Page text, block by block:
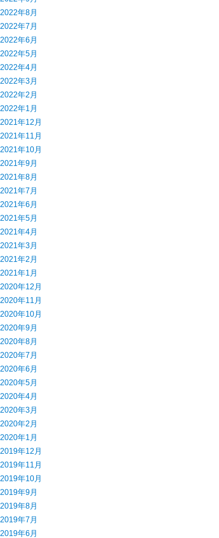
2022年8月
2022年7月
2022年6月
2022年5月
2022年4月
2022年3月
2022年2月
2022年1月
2021年12月
2021年11月
2021年10月
2021年9月
2021年8月
2021年7月
2021年6月
2021年5月
2021年4月
2021年3月
2021年2月
2021年1月
2020年12月
2020年11月
2020年10月
2020年9月
2020年8月
2020年7月
2020年6月
2020年5月
2020年4月
2020年3月
2020年2月
2020年1月
2019年12月
2019年11月
2019年10月
2019年9月
2019年8月
2019年7月
2019年6月